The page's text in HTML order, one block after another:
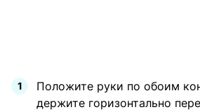
Положите руки по обоим
держите горизонтально